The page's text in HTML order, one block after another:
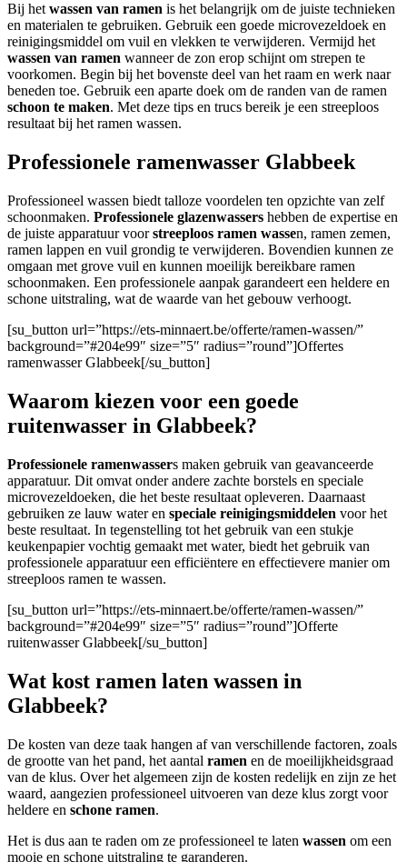
Bij het wassen van ramen is het belangrijk om de juiste technieken
en materialen te gebruiken. Gebruik een goede microvezeldoek en
reinigingsmiddel om vuil en vlekken te verwijderen. Vermijd het
wassen van ramen wanneer de zon erop schijnt om strepen te
voorkomen. Begin bij het bovenste deel van het raam en werk naar
beneden toe. Gebruik een aparte doek om de randen van de ramen
schoon te maken. Met deze tips en trucs bereik je een streeploos
resultaat bij het ramen wassen.
Professionele ramenwasser Glabbeek
Professioneel wassen biedt talloze voordelen ten opzichte van zelf
schoonmaken. Professionele glazenwassers hebben de expertise en
de juiste apparatuur voorstreeploos ramen wassen, ramen zemen,
ramen lappen en vuil grondig te verwijderen. Bovendien kunnen ze
omgaan met grove vuil en kunnen moeilijk bereikbare ramen
schoonmaken. Een professionele aanpak garandeert een heldere en
schone uitstraling, wat de waarde van het gebouw verhoogt.
[su_button url=”https://ets-minnaert.be/offerte/ramen-wassen/”
background=”#204e99″ size=”5″ radius=”round”]Offertes
ramenwasser Glabbeek[/su_button]
Waarom kiezen voor een goede
ruitenwasser in Glabbeek?
Professionele ramenwassers maken gebruik van geavanceerde
apparatuur. Dit omvat onder andere zachte borstels en speciale
microvezeldoeken, die het beste resultaat opleveren. Daarnaast
gebruiken ze lauw water en speciale reinigingsmiddelen voor het
beste resultaat. In tegenstelling tot het gebruik van een stukje
keukenpapier vochtig gemaakt met water, biedt het gebruik van
professionele apparatuur een efficiëntere en effectievere manier om
streeploos ramen te wassen.
[su_button url=”https://ets-minnaert.be/offerte/ramen-wassen/”
background=”#204e99″ size=”5″ radius=”round”]Offerte
ruitenwasser Glabbeek[/su_button]
Wat kost ramen laten wassen in
Glabbeek?
De kosten van deze taak hangen af van verschillende factoren, zoals
de grootte van het pand, het aantal ramen en de moeilijkheidsgraad
van de klus. Over het algemeen zijn de kosten redelijk en zijn ze het
waard, aangezien professioneel uitvoeren van deze klus zorgt voor
heldere en schone ramen.
Het is dus aan te raden om ze professioneel te laten wassen om een
mooie en schone uitstraling te garanderen.